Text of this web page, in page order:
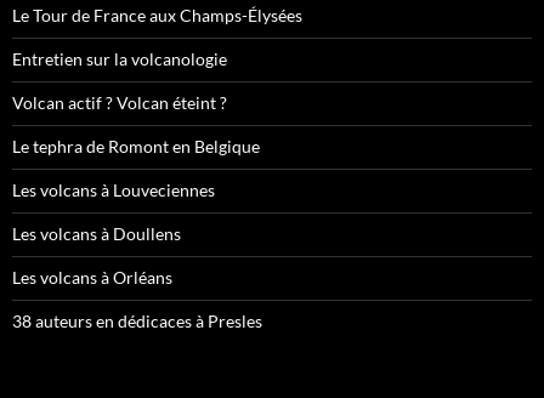
Le Tour de France aux Champs-Élysées
Entretien sur la volcanologie
Volcan actif ? Volcan éteint ?
Le tephra de Romont en Belgique
Les volcans à Louveciennes
Les volcans à Doullens
Les volcans à Orléans
38 auteurs en dédicaces à Presles